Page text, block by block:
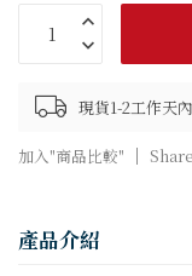
現貨1-2工作天
加入"商品比較"
產品介紹